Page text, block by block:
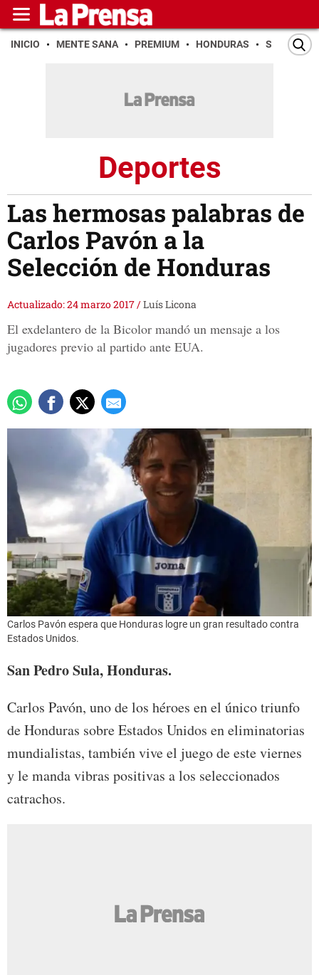
INICIO MENTE SANA PREMIUM HONDURAS SAN PEDRO
Deportes
Las hermosas palabras de
Carlos Pavón a la
Selección de Honduras
Actualizado: 24 marzo 2017/Luís Licona
El exdelantero de la Bicolor mandó un mensaje a los
jugadores previo al partido ante EUA.
Carlos Pavón espera que Honduras logre un gran resultado contra
Estados Unidos.
San Pedro Sula, Honduras.
Carlos Pavón, uno de los héroes en el único triunfo
de Honduras sobre Estados Unidos en eliminatorias
mundialistas, también vive el juego de este viernes
y le manda vibras positivas a los seleccionados
catrachos.